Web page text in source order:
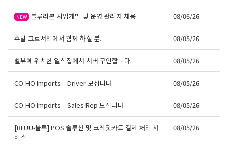
NEW 블루리본 사업개발 및 운영 관리자 채용 08/06/26
주말 그로서리에서 함께 하실 분. 08/05/26
벨뷰에 위치한 일식집에서 서버 구인합니다. 08/05/26
CO-HO Imports – Driver 모십니다 08/05/26
CO-HO Imports – Sales Rep 모십니다 08/05/26
[BLUU-블루] POS 솔루션 및 크레딧카드 결제 처리 서
비스
08/05/26